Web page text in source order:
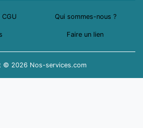
Qui sommes-nous ?
Faire un lien
© 2026 Nos-services.com